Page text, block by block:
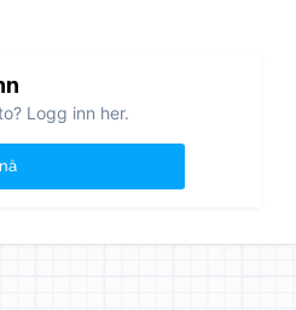
Logg inn her.